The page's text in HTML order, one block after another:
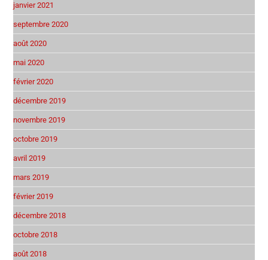
janvier 2021
septembre 2020
août 2020
mai 2020
février 2020
décembre 2019
novembre 2019
octobre 2019
avril 2019
mars 2019
février 2019
décembre 2018
octobre 2018
août 2018